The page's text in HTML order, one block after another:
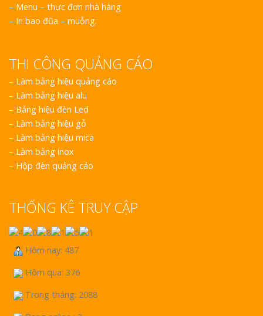
– Menu – thực đơn nhà hàng
– In bao đũa – muỗng.
THI CÔNG QUẢNG CÁO
– Làm bảng hiệu quảng cáo
– Làm bảng hiệu alu
– Bảng hiệu đèn Led
– Làm bảng hiệu gỗ
– Làm bảng hiệu mica
– Làm bảng inox
– Hộp đèn quảng cáo
THỐNG KÊ TRUY CẬP
Hôm nay: 487
Hôm qua: 376
Trong tháng: 2088